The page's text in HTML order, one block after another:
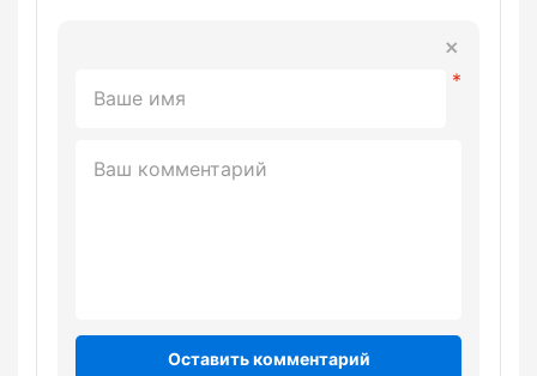
Оставить комментарий